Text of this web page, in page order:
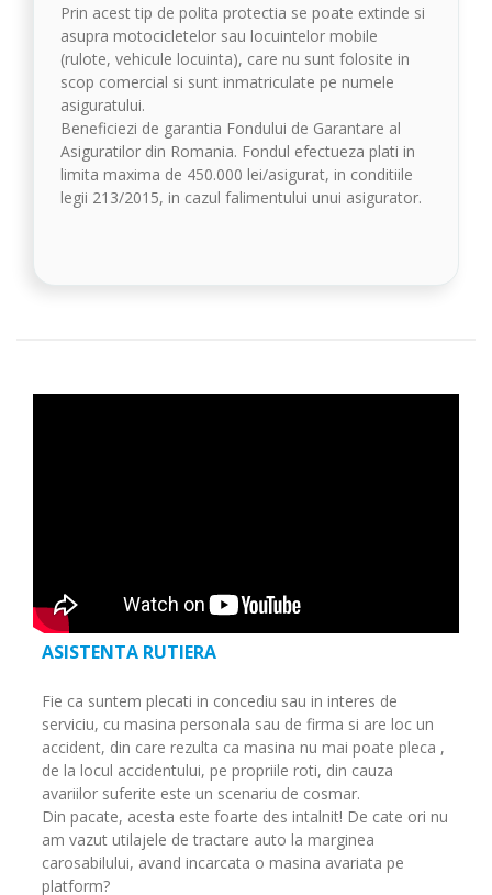
Prin acest tip de polita protectia se poate extinde si
asupra motocicletelor sau locuintelor mobile
(rulote, vehicule locuinta), care nu sunt folosite in
scop comercial si sunt inmatriculate pe numele
asiguratului.
Beneficiezi de garantia Fondului de Garantare al
Asiguratilor din Romania. Fondul efectueza plati in
limita maxima de 450.000 lei/asigurat, in conditiile
legii 213/2015, in cazul falimentului unui asigurator.
ASISTENTA RUTIERA
Fie ca suntem plecati in concediu sau in interes de
serviciu, cu masina personala sau de firma si are loc un
accident, din care rezulta ca masina nu mai poate pleca ,
de la locul accidentului, pe propriile roti, din cauza
avariilor suferite este un scenariu de cosmar.
Din pacate, acesta este foarte des intalnit! De cate ori nu
am vazut utilajele de tractare auto la marginea
carosabilului, avand incarcata o masina avariata pe
platform?